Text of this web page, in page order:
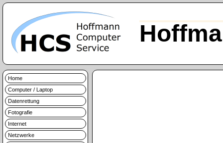
Home
Computer / Laptop
Datenrettung
Fotografie
Internet
Netzwerke